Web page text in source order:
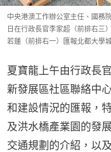
中央港澳工作辦公室主任、國務
日在行政長官李家超（前排右三
若蓮（前排右一）匯報北都大學
夏寶龍上午由行政長
新發展區社區聯絡中
和建設情況的匯報，
及洪水橋產業園的發
交通規劃的介紹，以